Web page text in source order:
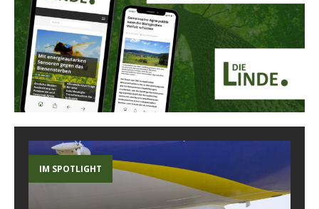
IM SPOTLIGHT